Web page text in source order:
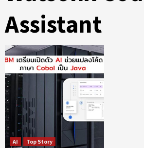
Assistant
AI Top Story